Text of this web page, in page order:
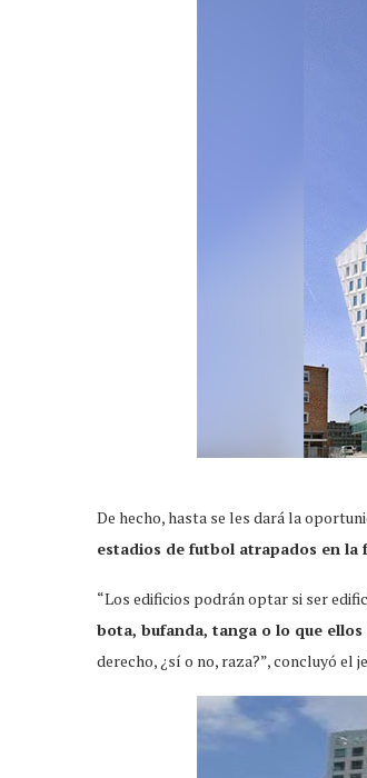
De hecho, hasta se les dará la
estadios de futbol atrapados en la
“Los edificios podrán optar si ser
bota, bufanda, tanga o lo que ellos
derecho, ¿sí o no, raza?”, concluyó el